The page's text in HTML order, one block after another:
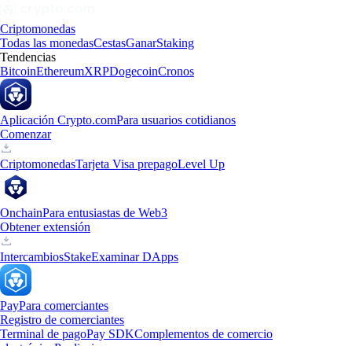
Criptomonedas
Todas las monedasCestasGanarStaking
Tendencias
BitcoinEthereumXRPDogecoinCronos
Aplicación Crypto.comPara usuarios cotidianos
Comenzar
CriptomonedasTarjeta Visa prepagoLevel Up
OnchainPara entusiastas de Web3
Obtener extensión
IntercambiosStakeExaminar DApps
PayPara comerciantes
Registro de comerciantes
Terminal de pagoPay SDKComplementos de comercio